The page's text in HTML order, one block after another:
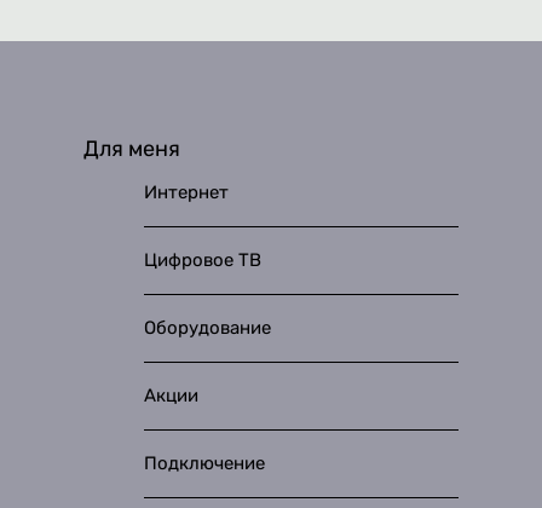
Для меня
Интернет
Цифровое ТВ
Оборудование
Акции
Подключение